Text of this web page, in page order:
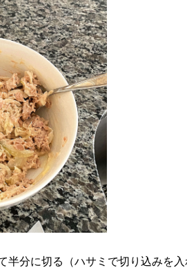
半分に切る（ハサミで切り込みを入